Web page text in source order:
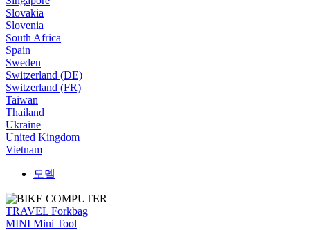
Slovakia
Slovenia
South Africa
Spain
Sweden
Switzerland (DE)
Switzerland (FR)
Taiwan
Thailand
Ukraine
United Kingdom
Vietnam
모델
TRAVEL Forkbag
MINI Mini Tool